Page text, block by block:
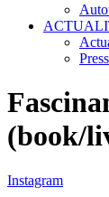
(book/
Instagram